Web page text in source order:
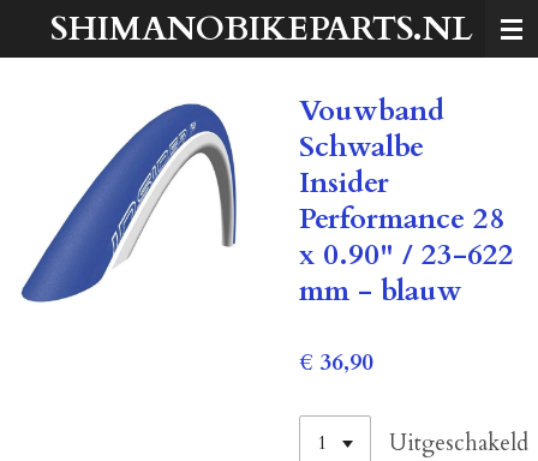
SHIMANOBIKEPARTS.NL
Vouwband
Schwalbe
Insider
Performance 28
x 0.90" / 23-622
mm - blauw
€ 36,90
Uitgeschakeld